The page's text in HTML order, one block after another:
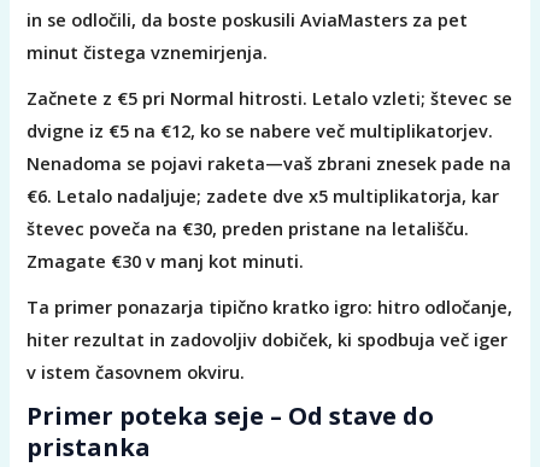
in se odločili, da boste poskusili AviaMasters za pet
minut čistega vznemirjenja.
Začnete z €5 pri Normal hitrosti. Letalo vzleti; števec se
dvigne iz €5 na €12, ko se nabere več multiplikatorjev.
Nenadoma se pojavi raketa—vaš zbrani znesek pade na
€6. Letalo nadaljuje; zadete dve x5 multiplikatorja, kar
števec poveča na €30, preden pristane na letališču.
Zmagate €30 v manj kot minuti.
Ta primer ponazarja tipično kratko igro: hitro odločanje,
hiter rezultat in zadovoljiv dobiček, ki spodbuja več iger
v istem časovnem okviru.
Primer poteka seje – Od stave do
pristanka